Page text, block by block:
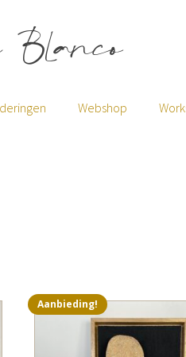
Blanco
Webshop
Aanbieding!